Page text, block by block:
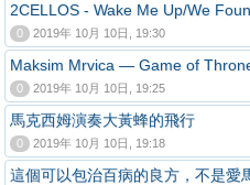
2CELLOS - Wake Me Up/We
0 2019年 10月 10日, 19:30
Maksim Mrvica — Game of
0 2019年 10月 10日, 19:25
馬克西姆演奏大黃蜂的飛行
0 2019年 10月 10日, 19:18
這個可以包治百病的良方，不是愛